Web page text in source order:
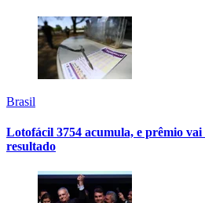
Brasil
Lotofácil 3754 acumula, e prêmio vai
resultado